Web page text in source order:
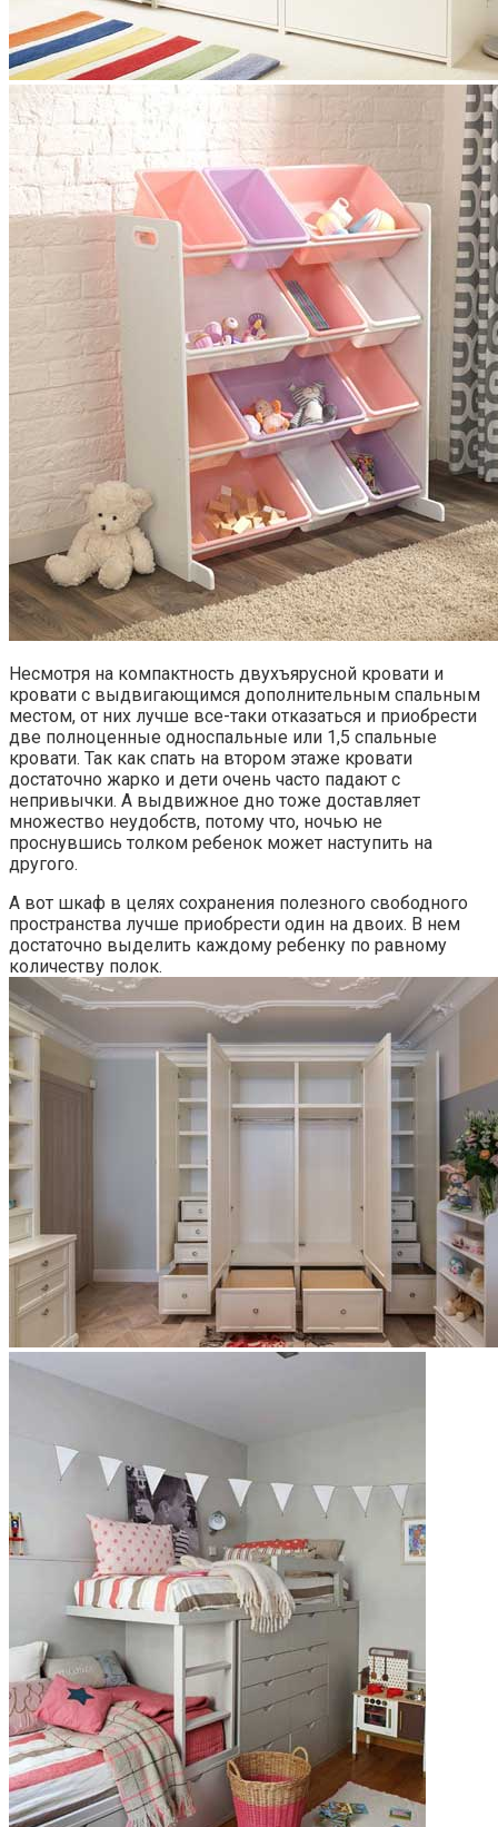
Несмотря на компактность двухъярусной кровати и
кровати с выдвигающимся дополнительным спальным
местом, от них лучше все-таки отказаться и приобрести
две полноценные односпальные или 1,5 спальные
кровати. Так как спать на втором этаже кровати
достаточно жарко и дети очень часто падают с
непривычки. А выдвижное дно тоже доставляет
множество неудобств, потому что, ночью не
проснувшись толком ребенок может наступить на
другого.
А вот шкаф в целях сохранения полезного свободного
пространства лучше приобрести один на двоих. В нем
достаточно выделить каждому ребенку по равному
количеству полок.